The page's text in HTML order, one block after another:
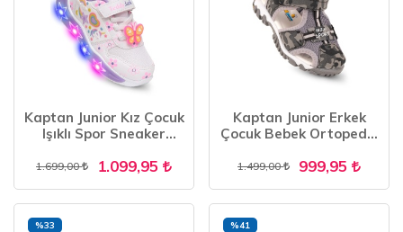
Kaptan Junior Kız Çocuk
Işıklı Spor Sneaker
PTJCK 700
1.699,00 1.099,95
Kaptan Junior Erkek
Çocuk Bebek Ortopedik
BARZNE 700
1.499,00 999,95
%33 %41